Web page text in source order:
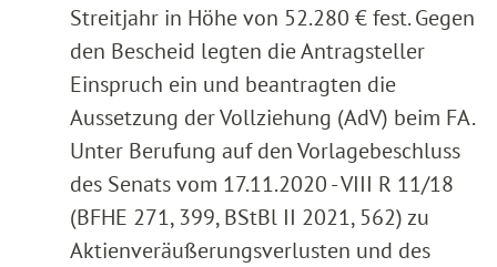
Streitjahr in Höhe von 52.280 € fest. Gegen
den Bescheid legten die Antragsteller
Einspruch ein und beantragten die
Aussetzung der Vollziehung (AdV) beim FA.
Unter Berufung auf den Vorlagebeschluss
des Senats vom 17.11.2020 - VIII R 11/18
(BFHE 271, 399, BStBl II 2021, 562) zu
Aktienveräußerungsverlusten und des